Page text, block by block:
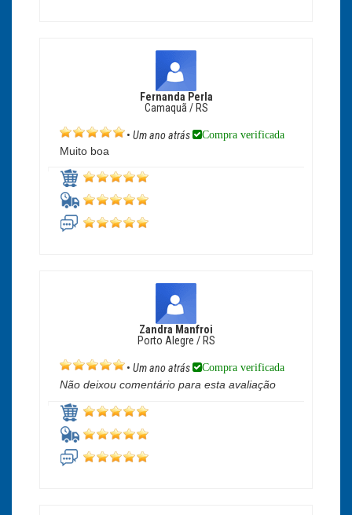
Fernanda Perla
Camaquã / RS
• Um ano atrás Compra verificada
Muito boa
Zandra Manfroi
Porto Alegre / RS
• Um ano atrás Compra verificada
Não deixou comentário para esta avaliação